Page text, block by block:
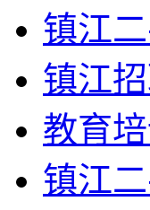
镇江
镇江
教育培
镇江